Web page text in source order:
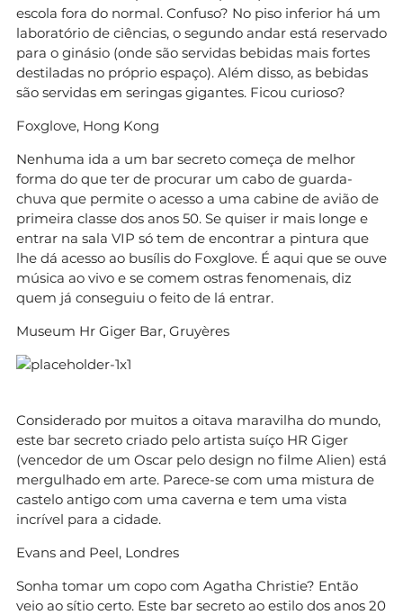
escola fora do normal. Confuso? No piso inferior há um
laboratório de ciências, o segundo andar está reservado
para o ginásio (onde são servidas bebidas mais fortes
destiladas no próprio espaço). Além disso, as bebidas
são servidas em seringas gigantes. Ficou curioso?
Foxglove, Hong Kong
Nenhuma ida a um bar secreto começa de melhor
forma do que ter de procurar um cabo de guarda-
chuva que permite o acesso a uma cabine de avião de
primeira classe dos anos 50. Se quiser ir mais longe e
entrar na sala VIP só tem de encontrar a pintura que
lhe dá acesso ao busílis do Foxglove. É aqui que se ouve
música ao vivo e se comem ostras fenomenais, diz
quem já conseguiu o feito de lá entrar.
Museum Hr Giger Bar, Gruyères
Considerado por muitos a oitava maravilha do mundo,
este bar secreto criado pelo artista suíço HR Giger
(vencedor de um Oscar pelo design no filme Alien) está
mergulhado em arte. Parece-se com uma mistura de
castelo antigo com uma caverna e tem uma vista
incrível para a cidade.
Evans and Peel, Londres
Sonha tomar um copo com Agatha Christie? Então
veio ao sítio certo. Este bar secreto ao estilo dos anos 20